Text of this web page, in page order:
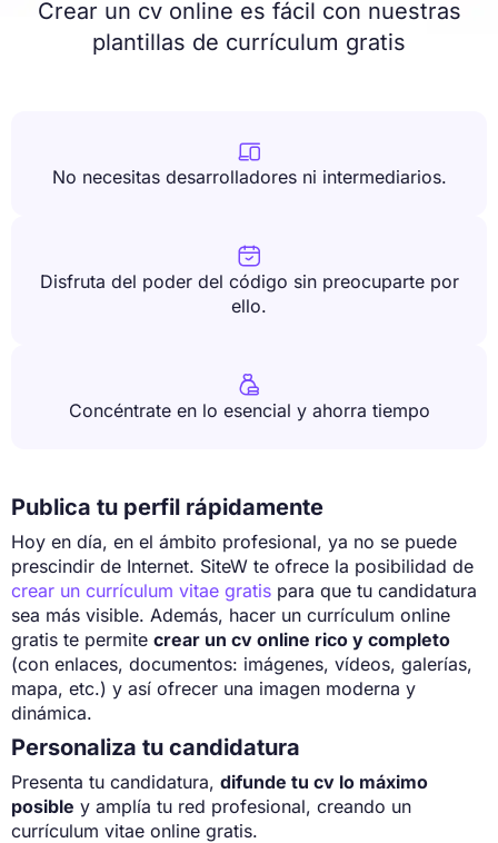
Crear un cv online es fácil con nuestras
plantillas de currículum gratis

No necesitas desarrolladores ni intermediarios.

Disfruta del poder del código sin preocuparte por
ello.

Concéntrate en lo esencial y ahorra tiempo
Publica tu perfil rápidamente
Hoy en día, en el ámbito profesional, ya no se puede
prescindir de Internet. SiteW te ofrece la posibilidad de
crear un currículum vitae gratis para que tu candidatura
sea más visible. Además, hacer un currículum online
gratis te permite crear un cv online rico y completo
(con enlaces, documentos: imágenes, vídeos, galerías,
mapa, etc.) y así ofrecer una imagen moderna y
dinámica.
Personaliza tu candidatura
Presenta tu candidatura, difunde tu cv lo máximo
posible y amplía tu red profesional, creando un
currículum vitae online gratis.